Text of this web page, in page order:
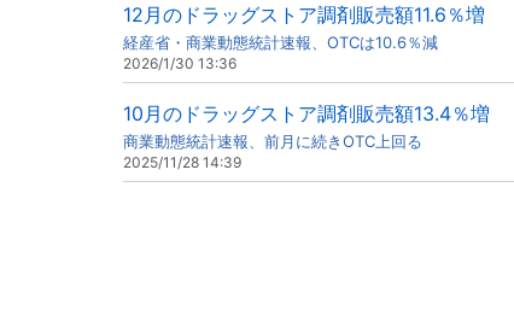
12月のドラッグストア調剤販売額11.6％増
経産省・商業動態統計速報、OTCは10.6％減
2026/1/30 13:36
10月のドラッグストア調剤販売額13.4％増
商業動態統計速報、前月に続きOTC上回る
2025/11/28 14:39